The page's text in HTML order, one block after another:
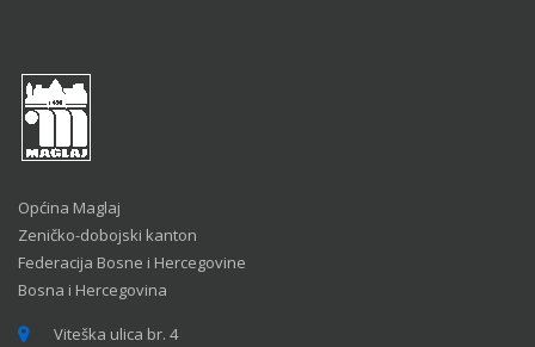
Općina Maglaj
Zeničko-dobojski kanton
Federacija Bosne i Hercegovine
Bosna i Hercegovina
Viteška ulica br. 4